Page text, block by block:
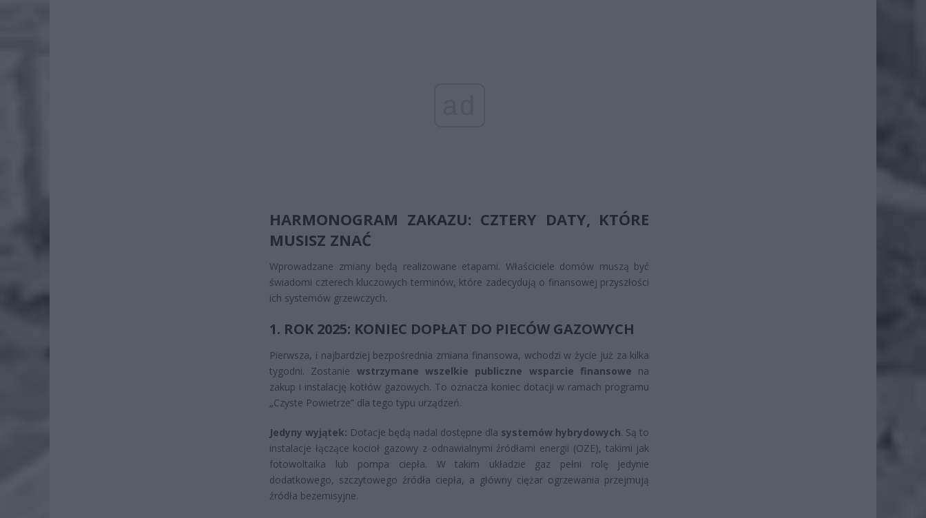
HARMONOGRAM ZAKAZU: CZTERY DATY, KTÓRE
MUSISZ ZNAĆ
Wprowadzane zmiany będą realizowane etapami. Właściciele domów muszą być
świadomi czterech kluczowych terminów, które zadecydują o finansowej przyszłości
ich systemów grzewczych.
1. ROK 2025: KONIEC DOPŁAT DO PIECÓW GAZOWYCH
Pierwsza, i najbardziej bezpośrednia zmiana finansowa, wchodzi w życie już za kilka
tygodni. Zostanie wstrzymane wszelkie publiczne wsparcie finansowe na
zakup i instalację kotłów gazowych. To oznacza koniec dotacji w ramach programu
„Czyste Powietrze” dla tego typu urządzeń.
Jedyny wyjątek: Dotacje będą nadal dostępne dla systemów hybrydowych. Są to
instalacje łączące kocioł gazowy z odnawialnymi źródłami energii (OZE), takimi jak
fotowoltaika lub pompa ciepła. W takim układzie gaz pełni rolę jedynie
dodatkowego, szczytowego źródła ciepła, a główny ciężar ogrzewania przejmują
źródła bezemisyjne.